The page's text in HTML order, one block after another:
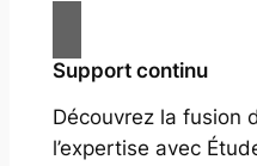
Support continu
Découvrez la fusion
l’expertise avec